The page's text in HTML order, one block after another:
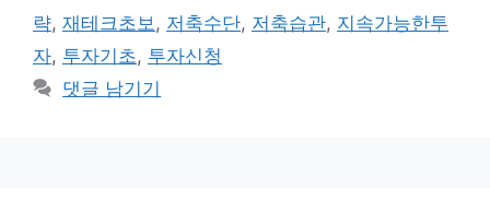
략, 재테크초보, 저축수단, 저축습관, 지속가능한투
자, 투자기초, 투자신청
댓글 남기기